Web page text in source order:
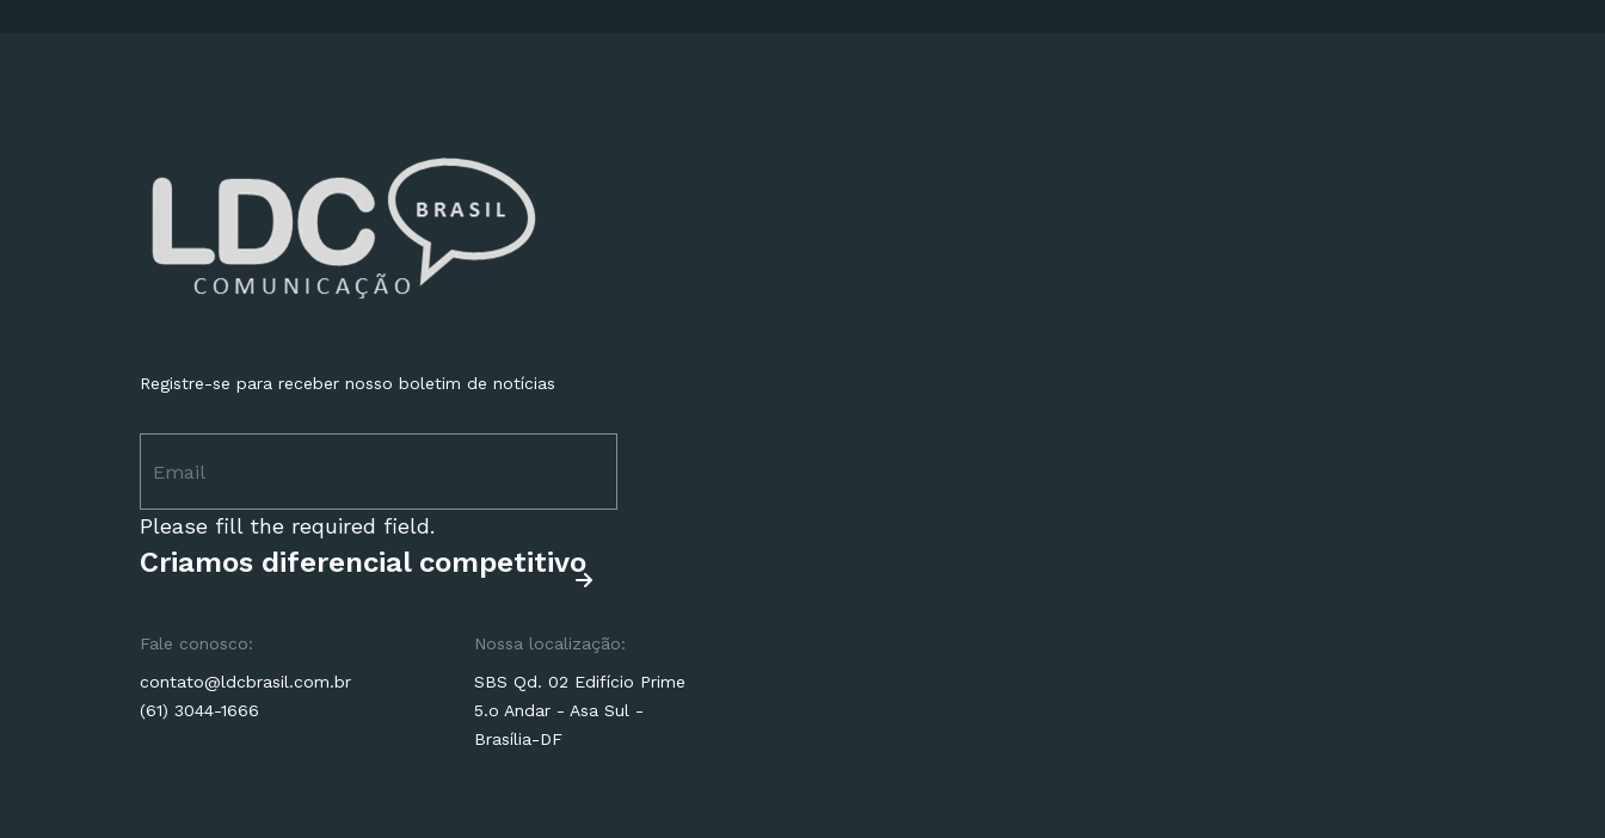
Registre-se para receber nosso boletim de notícias
Please fill the required field.
Criamos diferencial competitivo
Fale conosco:
contato@ldcbrasil.com.br
(61) 3044-1666
Nossa localização:
SBS Qd. 02 Edifício Prime
5.o Andar - Asa Sul -
Brasília-DF